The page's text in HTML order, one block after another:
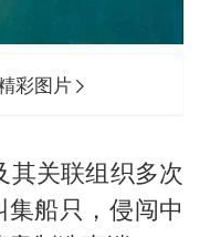
彩图片
其关联组织多次
集船只，侵闯中